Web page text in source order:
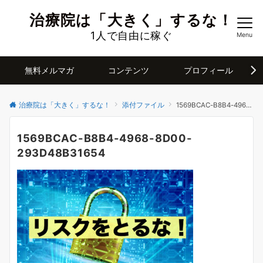
治療院は「大きく」するな！
1人で自由に稼ぐ Menu
無料メルマガ コンテンツ プロフィール
治療院は「大きく」するな！ 添付ファイル 1569BCAC-B8B4-4968-8D00-293D48B31654
1569BCAC-B8B4-4968-8D00-
293D48B31654